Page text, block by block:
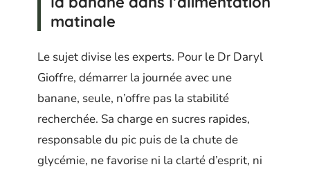
matinale
Le sujet divise les experts. Pour le Dr Daryl
Gioffre, démarrer la journée avec une
banane, seule, n’offre pas la stabilité
recherchée. Sa charge en sucres rapides,
responsable du pic puis de la chute de
glycémie, ne favorise ni la clarté d’esprit, ni